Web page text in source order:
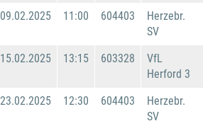
09.02.2025 11:00 604403
Herzebr.
SV
15.02.2025 13:15 603328
VfL
Herford 3
23.02.2025 12:30 604403
Herzebr.
SV